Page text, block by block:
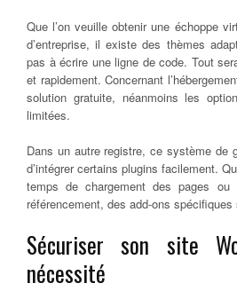
Que l’on veuille obtenir une échoppe
d’entreprise, il existe des thèmes
pas à écrire une ligne de code. Tout
et rapidement. Concernant
solution gratuite, néanmoins les
limitées.
Dans un autre registre, ce système de
d’intégrer certains plugins facilement.
temps de chargement des pages ou
référencement, des add-ons
Sécuriser son site
nécessité